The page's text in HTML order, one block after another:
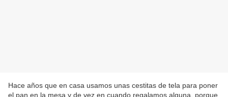
Hace años que en casa usamos unas cestitas de tela para poner
el pan en la mesa y de vez en cuando regalamos alguna, porque